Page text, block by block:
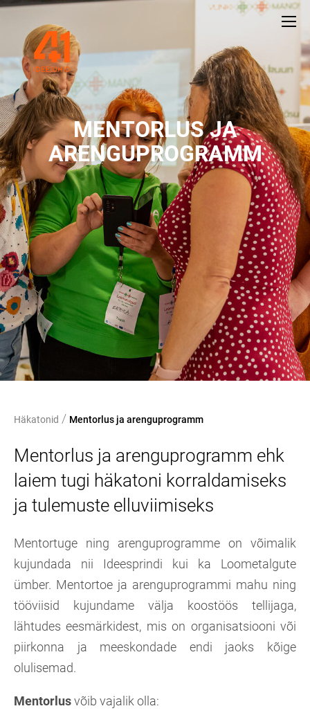
MENTORLUS JA
ARENGUPROGRAMM
Häkatonid / Mentorlus ja arenguprogramm
Mentorlus ja arenguprogramm ehk
laiem tugi häkatoni korraldamiseks
ja tulemuste elluviimiseks
Mentortuge ning arenguprogramme on võimalik
kujundada nii Ideesprindi kui ka Loometalgute
ümber. Mentortoe ja arenguprogrammi mahu ning
tööviisid kujundame välja koostöös tellijaga,
lähtudes eesmärkidest, mis on organisatsiooni või
piirkonna ja meeskondade endi jaoks kõige
olulisemad.
Mentorlusvõib vajalik olla: